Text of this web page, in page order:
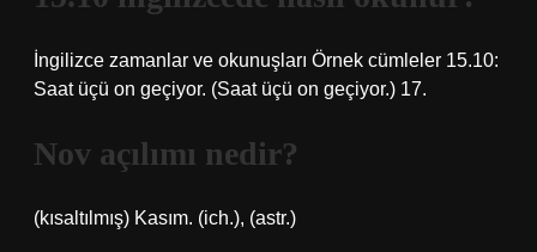
İngilizce zamanlar ve okunuşları Örnek cümleler 15.10:
Saat üçü on geçiyor. (Saat üçü on geçiyor.) 17.
Nov açılımı nedir?
(kısaltılmış) Kasım. (ich.), (astr.)